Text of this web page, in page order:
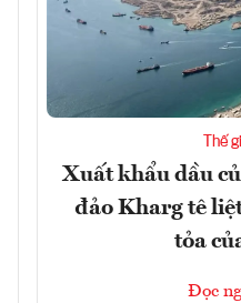
Thế
Xuất khẩu dầu
đảo Kharg tê
tỏa
Đọc